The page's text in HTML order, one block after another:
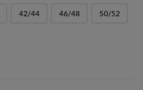
42/44 46/48 50/52